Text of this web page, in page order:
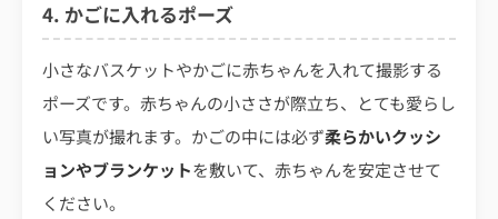
4. かごに入れるポーズ
小さなバスケットやかごに赤ちゃんを入れて撮影する
ポーズです。赤ちゃんの小ささが際立ち、とても愛らし
い写真が撮れます。かごの中には必ず柔らかいクッシ
ョンやブランケットを敷いて、赤ちゃんを安定させて
ください。